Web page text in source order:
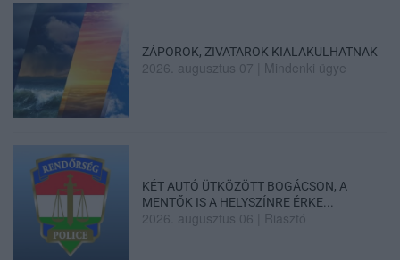
ZÁPOROK, ZIVATAROK KIALAKULHATNAK
2026. augusztus 07 Mindenki ügye
KÉT AUTÓ ÜTKÖZÖTT BOGÁCSON, A
MENTŐK IS A HELYSZÍNRE ÉRKE...
2026. augusztus 06 Riasztó